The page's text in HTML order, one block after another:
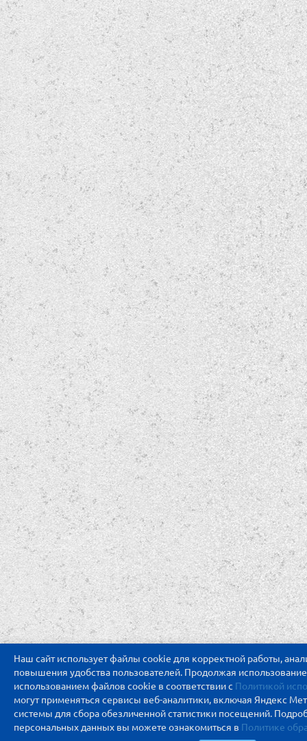
Наш сайт использует файлы cookie для корректной работы,
повышения удобства пользователей. Продолжая использование
использованием файлов cookie в соответствии с Политикой
могут применяться сервисы веб-аналитики, включая Яндекс
системы для сбора обезличенной статистики посещений.
персональных данных вы можете ознакомиться в Политике